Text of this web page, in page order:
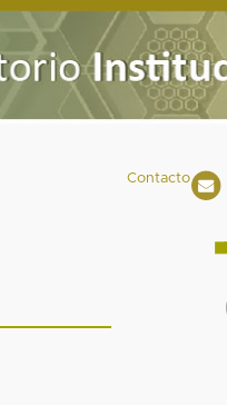
Contacto